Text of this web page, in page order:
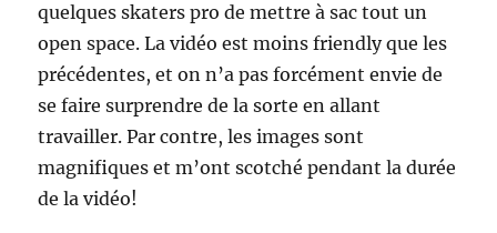
quelques skaters pro de mettre à sac tout un
open space. La vidéo est moins friendly que les
précédentes, et on n’a pas forcément envie de
se faire surprendre de la sorte en allant
travailler. Par contre, les images sont
magnifiques et m’ont scotché pendant la durée
de la vidéo!